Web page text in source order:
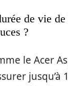
de vie
?
le Acer
jusqu’à